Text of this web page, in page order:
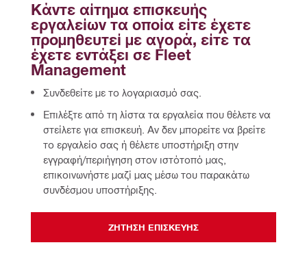
Κάντε αίτημα επισκευής
εργαλείων τα οποία είτε έχετε
προμηθευτεί με αγορά, είτε τα
έχετε εντάξει σε Fleet
Management
Συνδεθείτε με το λογαριασμό σας.
Επιλέξτε από τη λίστα τα εργαλεία που θέλετε να
στείλετε για επισκευή. Αν δεν μπορείτε να βρείτε
το εργαλείο σας ή θέλετε υποστήριξη στην
εγγραφή/περιήγηση στον ιστότοπό μας,
επικοινωνήστε μαζί μας μέσω του παρακάτω
συνδέσμου υποστήριξης.
ΖΗΤΗΣΗ ΕΠΙΣΚΕΥΗΣ